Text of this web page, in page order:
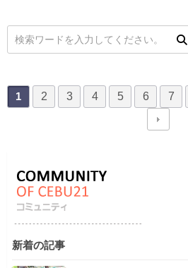
1 2 3 4 5 6 7
新着の記事